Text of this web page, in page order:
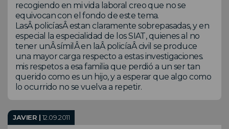
recogiendo en mi vida laboral creo que no se
equivocan con el fondo de este tema.
LasÂ policíasÂ estan claramente sobrepasadas, y en
especial la especialidad de los SIAT, quienes al no
tener unÂ símilÂ en laÂ policíaÂ civil se produce
una mayor carga respecto a estas investigaciones.
mis respetos a esa familia que perdió a un ser tan
querido como es un hijo, y a esperar que algo como
lo ocurrido no se vuelva a repetir.
JAVIER | 12.09.2011